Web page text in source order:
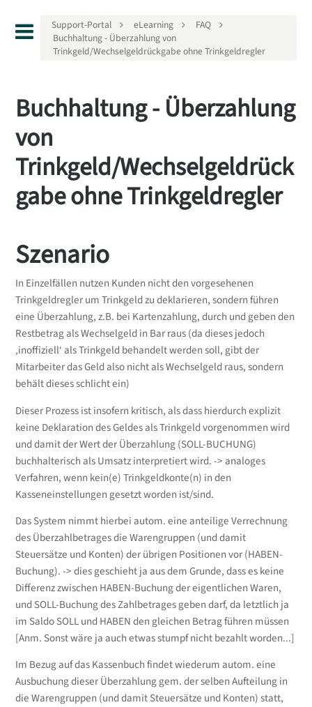
Support-Portal eLearning
FAQ
Buchhaltung - Überzahlung von
Trinkgeld/Wechselgeldrückgabe ohne Trinkgeldregler
Buchhaltung - Überzahlung
von
Trinkgeld/Wechselgeldrück
gabe ohne Trinkgeldregler
Szenario
In Einzelfällen nutzen Kunden nicht den vorgesehenen
Trinkgeldregler um Trinkgeld zu deklarieren, sondern führen
eine Überzahlung, z.B. bei Kartenzahlung, durch und geben den
Restbetrag als Wechselgeld in Bar raus (da dieses jedoch
‚inoffiziell‘ als Trinkgeld behandelt werden soll, gibt der
Mitarbeiter das Geld also nicht als Wechselgeld raus, sondern
behält dieses schlicht ein)
Dieser Prozess ist insofern kritisch, als dass hierdurch explizit
keine Deklaration des Geldes als Trinkgeld vorgenommen wird
und damit der Wert der Überzahlung (SOLL-BUCHUNG)
buchhalterisch als Umsatz interpretiert wird. -> analoges
Verfahren, wenn kein(e) Trinkgeldkonte(n) in den
Kasseneinstellungen gesetzt worden ist/sind.
Das System nimmt hierbei autom. eine anteilige Verrechnung
des Überzahlbetrages die Warengruppen (und damit
Steuersätze und Konten) der übrigen Positionen vor (HABEN-
Buchung). -> dies geschieht ja aus dem Grunde, dass es keine
Differenz zwischen HABEN-Buchung der eigentlichen Waren,
und SOLL-Buchung des Zahlbetrages geben darf, da letztlich ja
im Saldo SOLL und HABEN den gleichen Betrag führen müssen
[Anm. Sonst wäre ja auch etwas stumpf nicht bezahlt worden...]
Im Bezug auf das Kassenbuch findet wiederum autom. eine
Ausbuchung dieser Überzahlung gem. der selben Aufteilung in
die Warengruppen (und damit Steuersätze und Konten) statt,